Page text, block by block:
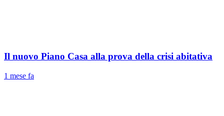
Il nuovo Piano Casa alla prova della crisi abitativa
1 mese fa